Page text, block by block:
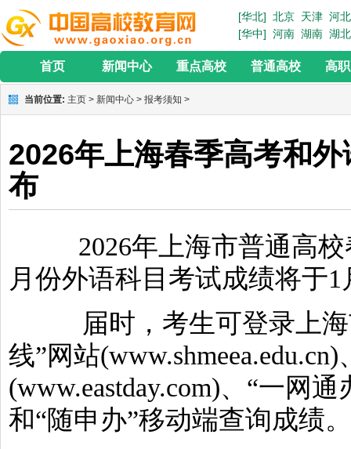
[华北] 北京 天津 河北
[华中] 河南 湖南 湖北
首页 新闻中心 重点高校 普通高校 高
当前位置: 主页 > 新闻中心 > 报考须知 >
2026年上海春季高考和
布
2026年上海市普通高校
月份外语科目考试成绩将于1
届时，考生可登录上海
线”网站
(www.eastday.com)、“一网通
和“随申办”移动端查询成绩。